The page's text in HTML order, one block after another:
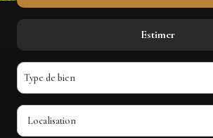
l'agence
clients
contact
Estimer
Type de bien